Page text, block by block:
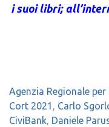
i suoi libri;
Agenzia Regionale
Cort 2021 , Carlo
CiviBank, Daniele